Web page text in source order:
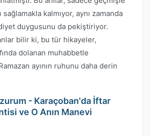
sağlamakla kalmıyor, aynı zamanda
duygusunu da pekiştiriyor.
bilir ki, bu tür hikayeler,
dolanan muhabbetle
ayının ruhunu daha derin
- Karaçoban'da İftar
ve O Anın Manevi